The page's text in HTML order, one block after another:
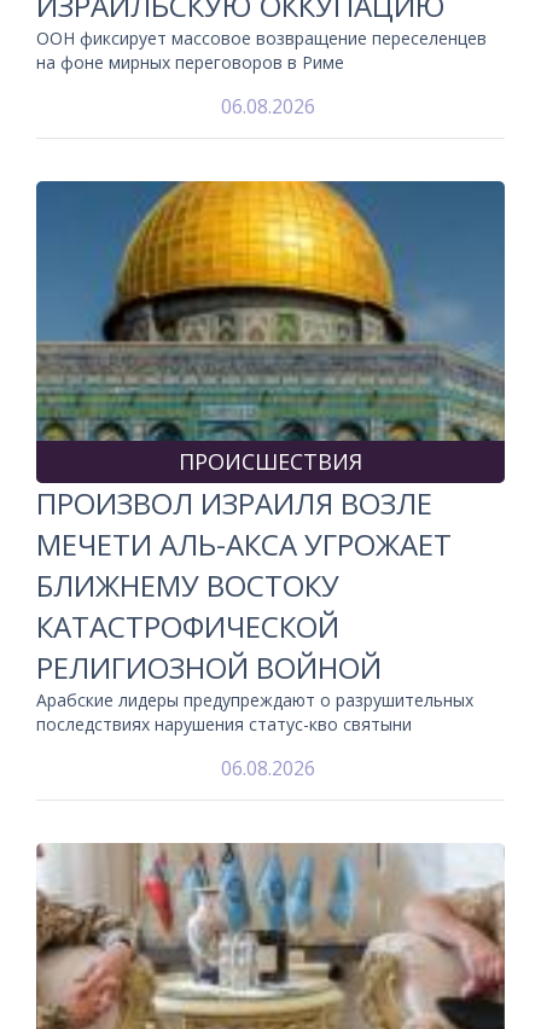
ООН фиксирует массовое возвращение переселенцев
на фоне мирных переговоров в Риме
06.08.2026
ПРОИСШЕСТВИЯ
ПРОИЗВОЛ ИЗРАИЛЯ ВОЗЛЕ
МЕЧЕТИ АЛЬ-АКСА УГРОЖАЕТ
БЛИЖНЕМУ ВОСТОКУ
КАТАСТРОФИЧЕСКОЙ
РЕЛИГИОЗНОЙ ВОЙНОЙ
Арабские лидеры предупреждают о разрушительных
последствиях нарушения статус-кво святыни
06.08.2026